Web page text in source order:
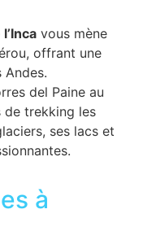
vous mène
offrant une
Andes.
del Paine au
de trekking les
ses lacs et
à